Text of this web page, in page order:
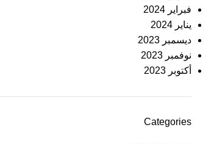
فبراير 2024
يناير 2024
ديسمبر 2023
نوفمبر 2023
أكتوبر 2023
Categories